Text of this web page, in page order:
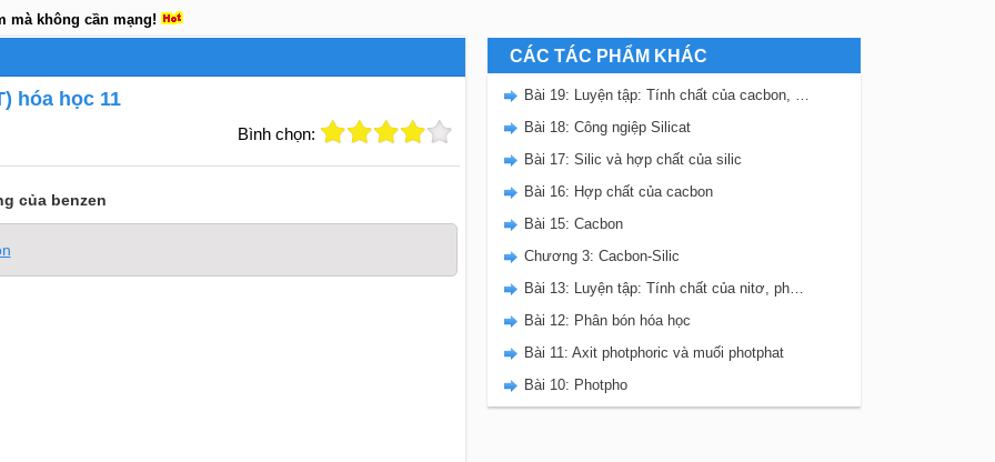
mà không cần mạng!
hóa học 11
Bình chọn:
của benzen
CÁC TÁC PHẨM KHÁC
Bài 19: Luyện tập: Tính chất của cacbon, silic và các hợp chất của chúng
Bài 18: Công ngiệp Silicat
Bài 17: Silic và hợp chất của silic
Bài 16: Hợp chất của cacbon
Bài 15: Cacbon
Chương 3: Cacbon-Silic
Bài 13: Luyện tập: Tính chất của nitơ, photpho và các hợp chất của chúng
Bài 12: Phân bón hóa học
Bài 11: Axit photphoric và muối photphat
Bài 10: Photpho